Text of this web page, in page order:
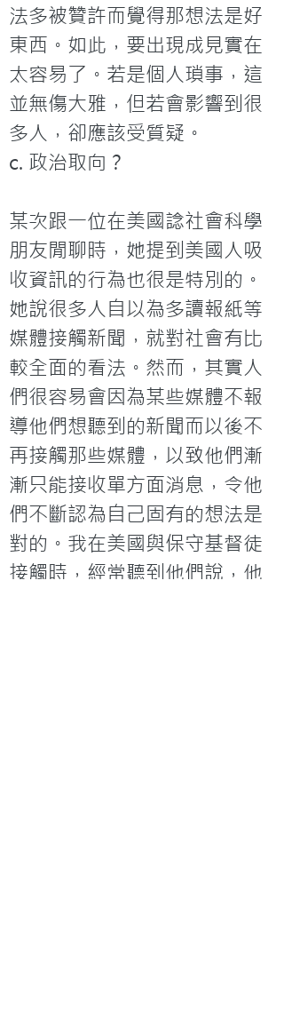
法多被贊許而覺得那想法是好
東西。如此，要出現成見實在
太容易了。若是個人瑣事，這
並無傷大雅，但若會影響到很
多人，卻應該受質疑。
c. 政治取向？
某次跟一位在美國諗社會科學
朋友閒聊時，她提到美國人吸
收資訊的行為也很是特別的。
她說很多人自以為多讀報紙等
媒體接觸新聞，就對社會有比
較全面的看法。然而，其實人
們很容易會因為某些媒體不報
導他們想聽到的新聞而以後不
再接觸那些媒體，以致他們漸
漸只能接收單方面消息，令他
們不斷認為自己固有的想法是
對的。我在美國與保守基督徒
接觸時，經常聽到他們說，他